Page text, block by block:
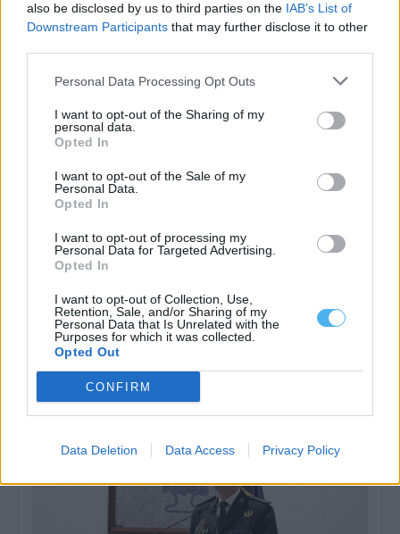
also be disclosed by us to third parties on the IAB’s List of
Downstream Participants that may further disclose it to other
Personal Data Processing Opt Outs
I want to opt-out of the Sharing of my
personal data.
Opted In
I want to opt-out of the Sale of my
Personal Data.
Opted In
I want to opt-out of processing my
Personal Data for Targeted Advertising.
Opted In
I want to opt-out of Collection, Use,
Retention, Sale, and/or Sharing of my
Personal Data that Is Unrelated with the
Purposes for which it was collected.
Opted Out
CONFIRM
Data Deletion Data Access Privacy Policy
Setor do mármore do Alentejo avança com criação da primeira
associação regional dedicada à fileira
A fileira do mármore do Alentejo iniciou um processo inédito de
4 Agosto, 2026 - 21:23
PSP de Évora regista maior procura de apoio por vítimas de
violência doméstica
A PSP de Évora tem registado uma maior procura por parte de
vítimas de...